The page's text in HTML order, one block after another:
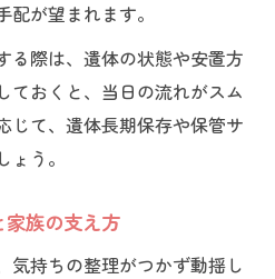
と体の不調への向き合い
族で支え合う心身ケア法
が望まれます。
る際は、遺体の状態や安置方
ておくと、当日の流れがスム
じて、遺体長期保存や保管サ
う。
族の支え方
気持ちの整理がつかず動揺し